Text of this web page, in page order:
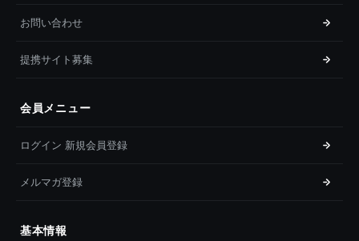
お問い合わせ
提携サイト募集
会員メニュー
ログイン 新規会員登録
メルマガ登録
基本情報